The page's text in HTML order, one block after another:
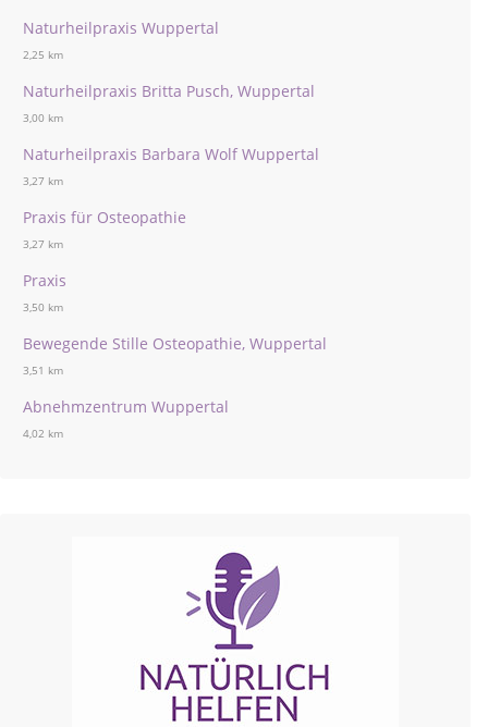
Naturheilpraxis Wuppertal
2,25 km
Naturheilpraxis Britta Pusch, Wuppertal
3,00 km
Naturheilpraxis Barbara Wolf Wuppertal
3,27 km
Praxis für Osteopathie
3,27 km
Praxis
3,50 km
Bewegende Stille Osteopathie, Wuppertal
3,51 km
Abnehmzentrum Wuppertal
4,02 km